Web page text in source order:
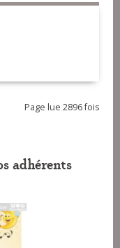
Page lue 2896 fois
adhérents